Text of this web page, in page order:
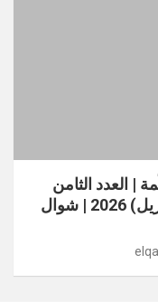
| العدد الثامن
والعشرون | المجلد 10 | نيسان (أبريل) 2026 | شوال